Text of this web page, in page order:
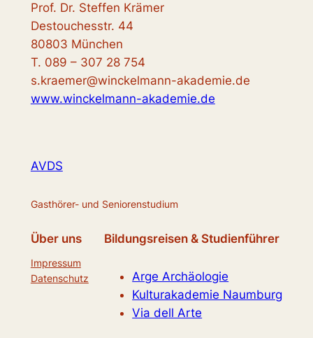
Prof. Dr. Steffen Krämer
Destouchesstr. 44
80803 München
T. 089 – 307 28 754
s.kraemer@winckelmann-akademie.de
www.winckelmann-akademie.de
AVDS
Gasthörer- und Seniorenstudium
Über uns
Impressum
Datenschutz
Bildungsreisen & Studienführer
Arge Archäologie
Kulturakademie Naumburg
Via dell Arte